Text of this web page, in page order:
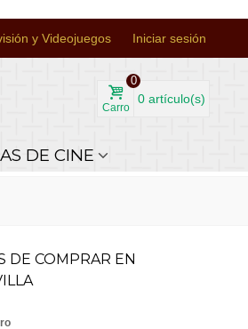
y Videojuegos Iniciar sesión
Carro
0
0 artículo(s)
DE CINE
DE COMPRAR EN